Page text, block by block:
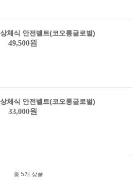
체식 안전벨트(코오롱글로벌)
49,500원
체식 안전벨트(코오롱글로벌)
33,000원
총 5개 상품